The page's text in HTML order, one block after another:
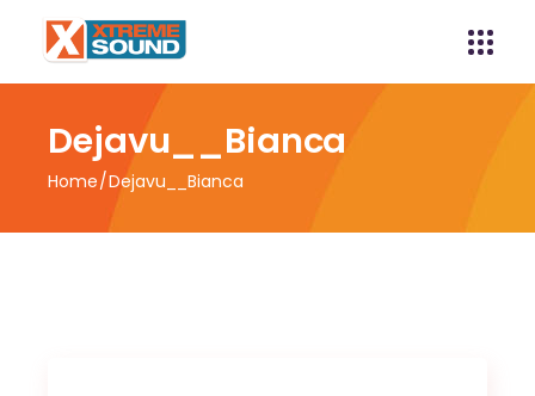
Dejavu__Bianca
Home Dejavu__Bianca